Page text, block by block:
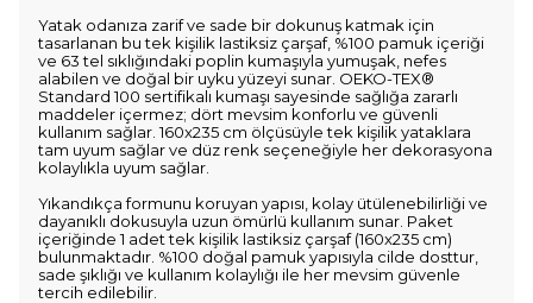
Yatak odanıza zarif ve sade bir dokunuş katmak için
tasarlanan bu tek kişilik lastiksiz çarşaf, %100 pamuk içeriği
ve 63 tel sıklığındaki poplin kumaşıyla yumuşak, nefes
alabilen ve doğal bir uyku yüzeyi sunar. OEKO-TEX®
Standard 100 sertifikalı kumaşı sayesinde sağlığa zararlı
maddeler içermez; dört mevsim konforlu ve güvenli
kullanım sağlar. 160x235 cm ölçüsüyle tek kişilik yataklara
tam uyum sağlar ve düz renk seçeneğiyle her dekorasyona
kolaylıkla uyum sağlar.
Yıkandıkça formunu koruyan yapısı, kolay ütülenebilirliği ve
dayanıklı dokusuyla uzun ömürlü kullanım sunar. Paket
içeriğinde 1 adet tek kişilik lastiksiz çarşaf (160x235 cm)
bulunmaktadır. %100 doğal pamuk yapısıyla cilde dosttur,
sade şıklığı ve kullanım kolaylığı ile her mevsim güvenle
tercih edilebilir.